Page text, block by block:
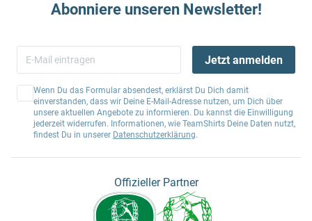
Abonniere unseren Newsletter!
Jetzt anmelden
Wenn Du das Formular absendest, erklärst Du Dich damit
einverstanden, dass wir Deine E-Mail-Adresse nutzen, um Dich über
unsere aktuellen Angebote zu informieren. Du kannst die Einwilligung
jederzeit widerrufen. Informationen, wie TeamShirts Deine Daten nutzt,
findest Du in unserer Datenschutzerklärung.
Offizieller Partner